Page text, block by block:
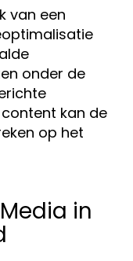
van een
onder de
kan de
op het
in